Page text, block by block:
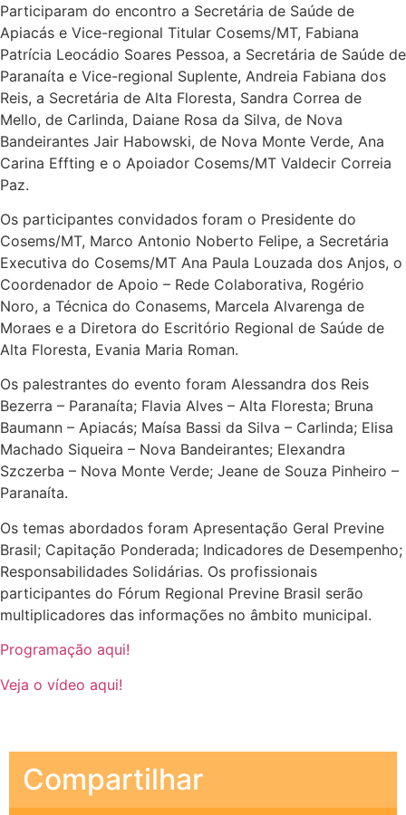
Participaram do encontro a Secretária de Saúde de
Apiacás e Vice-regional Titular Cosems/MT, Fabiana
Patrícia Leocádio Soares Pessoa, a Secretária de Saúde de
Paranaíta e Vice-regional Suplente, Andreia Fabiana dos
Reis, a Secretária de Alta Floresta, Sandra Correa de
Mello, de Carlinda, Daiane Rosa da Silva, de Nova
Bandeirantes Jair Habowski, de Nova Monte Verde, Ana
Carina Effting e o Apoiador Cosems/MT Valdecir Correia
Paz.
Os participantes convidados foram o Presidente do
Cosems/MT, Marco Antonio Noberto Felipe, a Secretária
Executiva do Cosems/MT Ana Paula Louzada dos Anjos, o
Coordenador de Apoio – Rede Colaborativa, Rogério
Noro, a Técnica do Conasems, Marcela Alvarenga de
Moraes e a Diretora do Escritório Regional de Saúde de
Alta Floresta, Evania Maria Roman.
Os palestrantes do evento foram Alessandra dos Reis
Bezerra – Paranaíta; Flavia Alves – Alta Floresta; Bruna
Baumann – Apiacás; Maísa Bassi da Silva – Carlinda; Elisa
Machado Siqueira – Nova Bandeirantes; Elexandra
Szczerba – Nova Monte Verde; Jeane de Souza Pinheiro –
Paranaíta.
Os temas abordados foram Apresentação Geral Previne
Brasil; Capitação Ponderada; Indicadores de Desempenho;
Responsabilidades Solidárias. Os profissionais
participantes do Fórum Regional Previne Brasil serão
multiplicadores das informações no âmbito municipal.
Programação aqui!
Veja o vídeo aqui!
Compartilhar